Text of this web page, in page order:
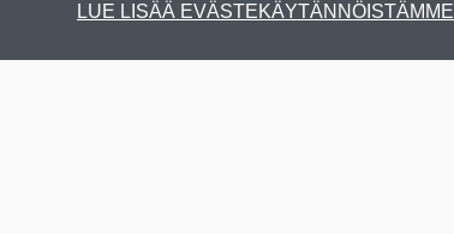
LUE LISÄÄ EVÄSTEKÄYTÄNNÖISTÄMME